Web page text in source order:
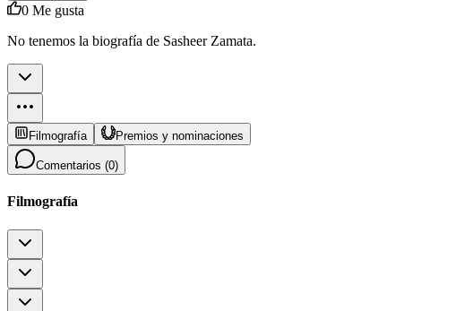
0 Me gusta
No tenemos la biografía de Sasheer Zamata.
Filmografía Premios y nominaciones
Comentarios (0)
Filmografía